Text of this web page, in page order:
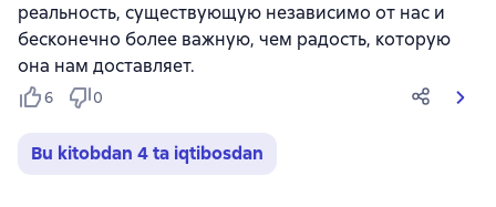
реальность, существующую независимо от нас и
бесконечно более важную, чем радость, которую
она нам доставляет.
6 0
Bu kitobdan 4 ta iqtibosdan